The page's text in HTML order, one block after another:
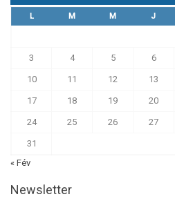
L M M J
3 4 5 6
10 11 12 13
17 18 19 20
24 25 26 27
31
« Fév
Newsletter